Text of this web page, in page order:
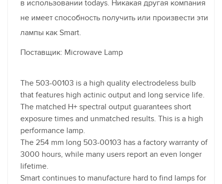
в использовании todays. Никакая другая компания
не имеет способность получить или произвести эти
лампы как Smart.
Поставщик: Microwave Lamp
The 503-00103 is a high quality electrodeless bulb
that features high actinic output and long service life.
The matched H+ spectral output guarantees short
exposure times and unmatched results. This is a high
performance lamp.
The 254 mm long 503-00103 has a factory warranty of
3000 hours, while many users report an even longer
lifetime.
Smart continues to manufacture hard to find lamps for